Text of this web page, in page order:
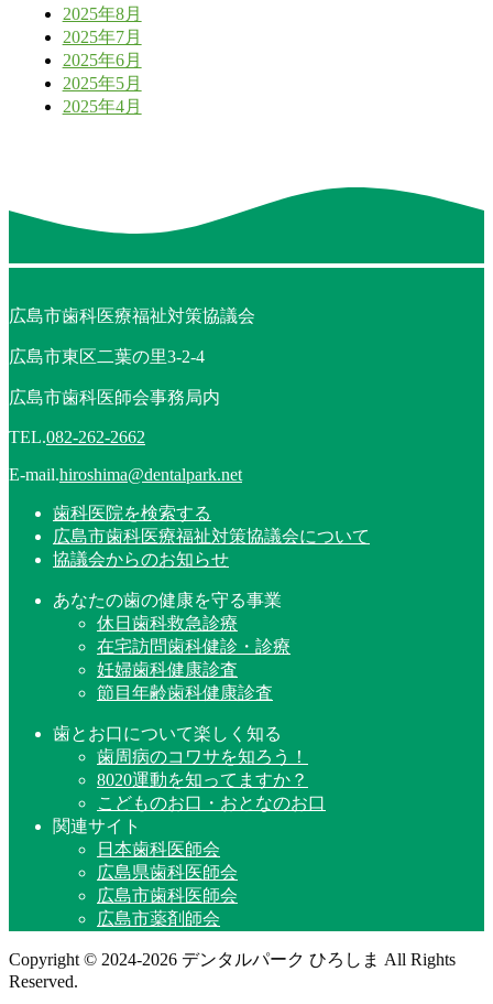
2025年8月
2025年7月
2025年6月
2025年5月
2025年4月
広島市歯科医療福祉対策協議会
広島市東区二葉の里3-2-4
広島市歯科医師会事務局内
TEL.082-262-2662
E-mail.hiroshima@dentalpark.net
歯科医院を検索する
広島市歯科医療福祉対策協議会について
協議会からのお知らせ
あなたの歯の健康を守る事業
休日歯科救急診療
在宅訪問歯科健診・診療
妊婦歯科健康診査
節目年齢歯科健康診査
歯とお口について楽しく知る
歯周病のコワサを知ろう！
8020運動を知ってますか？
こどものお口・おとなのお口
関連サイト
日本歯科医師会
広島県歯科医師会
広島市歯科医師会
広島市薬剤師会
Copyright © 2024-2026 デンタルパーク ひろしま All Rights
Reserved.